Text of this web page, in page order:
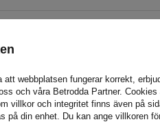
webbplatsen fungerar korrekt,
och våra Betrodda Partner.
villkor och integritet finns även på
på din enhet. Du kan ange villkoren